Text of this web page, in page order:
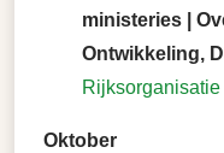
ministeries |
Ontwikkeling,
Oktober